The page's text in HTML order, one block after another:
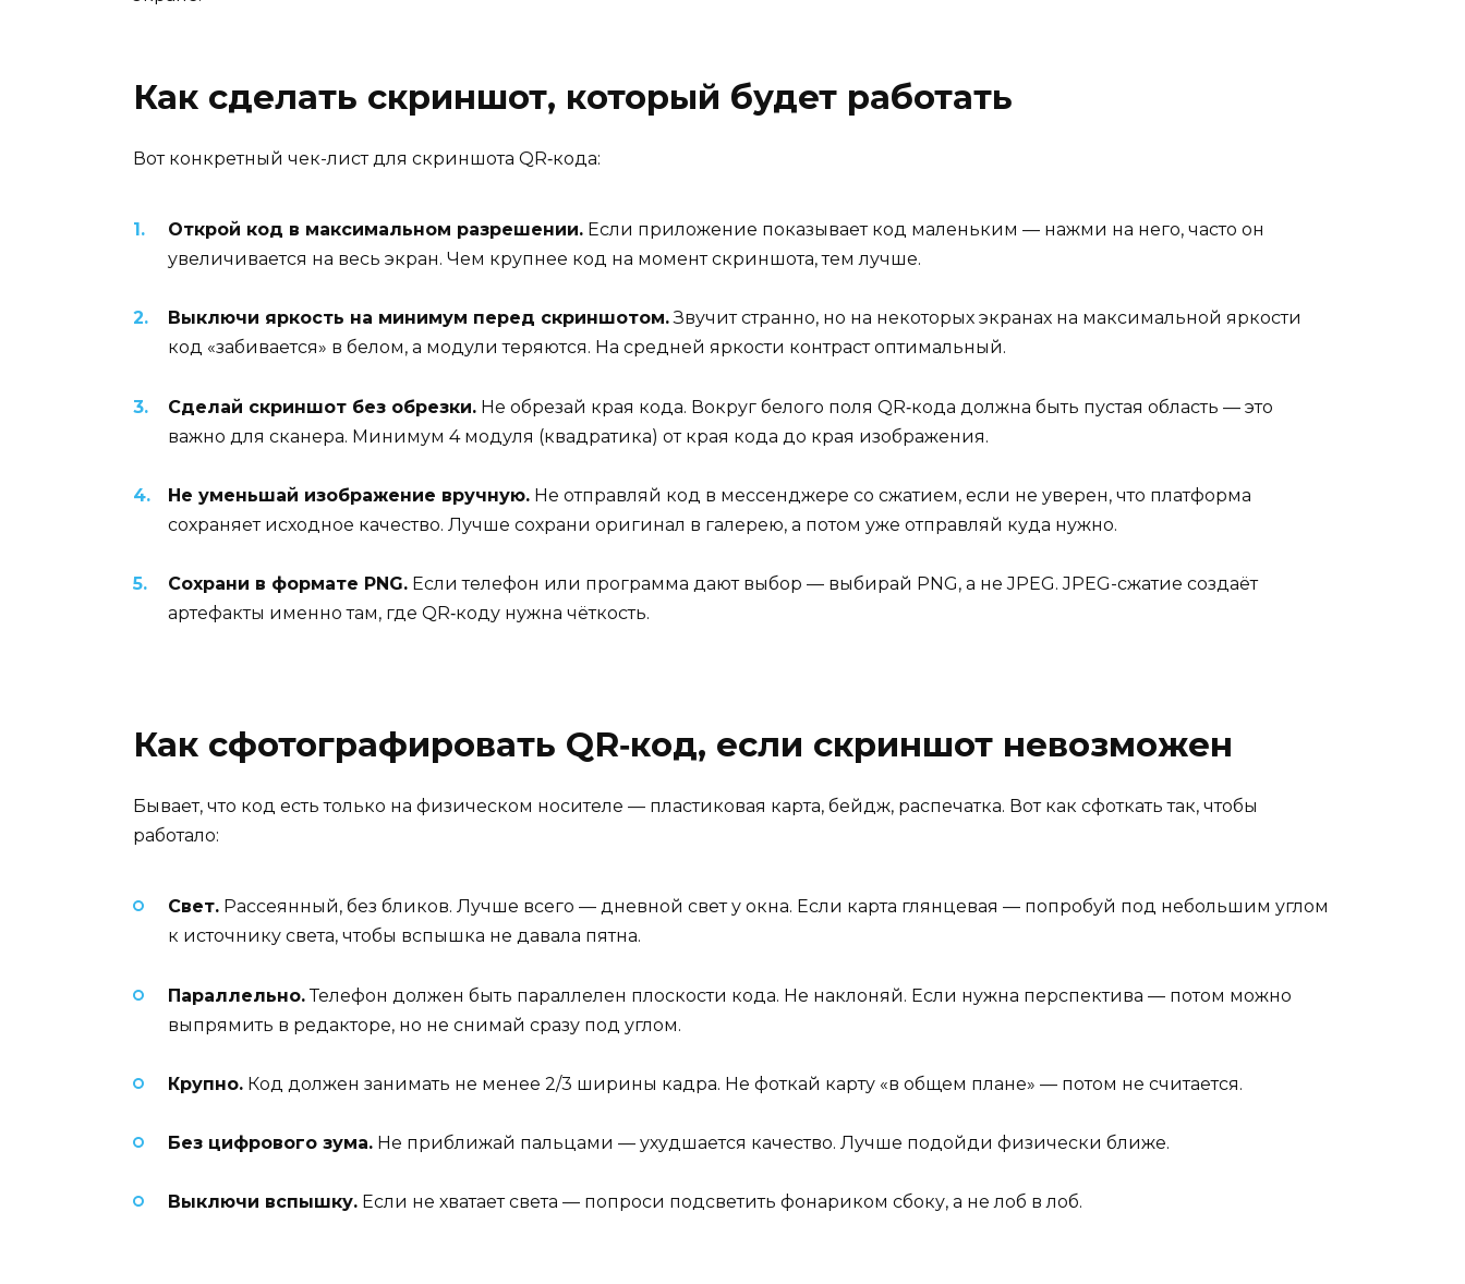
Как сделать скриншот, который будет работать
Вот конкретный чек-лист для скриншота QR‑кода:
Открой код в максимальном разрешении. Если приложение показывает код маленьким — нажми на него, часто он
увеличивается на весь экран. Чем крупнее код на момент скриншота, тем лучше.
Выключи яркость на минимум перед скриншотом.Звучит странно, но на некоторых экранах на максимальной яркости
код «забивается» в белом, а модули теряются. На средней яркости контраст оптимальный.
Сделай скриншот без обрезки. Не обрезай края кода. Вокруг белого поля QR‑кода должна быть пустая область — это
важно для сканера. Минимум 4 модуля (квадратика) от края кода до края изображения.
Не уменьшай изображение вручную. Не отправляй код в мессенджере со сжатием, если не уверен, что платформа
сохраняет исходное качество. Лучше сохрани оригинал в галерею, а потом уже отправляй куда нужно.
Сохрани в формате PNG. Если телефон или программа дают выбор — выбирай PNG, а не JPEG. JPEG-сжатие создаёт
артефакты именно там, где QR‑коду нужна чёткость.
Как сфотографировать QR‑код, если скриншот невозможен
Бывает, что код есть только на физическом носителе — пластиковая карта, бейдж, распечатка. Вот как сфоткать так, чтобы
работало:
Свет. Рассеянный, без бликов. Лучше всего — дневной свет у окна. Если карта глянцевая — попробуй под небольшим углом
к источнику света, чтобы вспышка не давала пятна.
Параллельно.Телефон должен быть параллелен плоскости кода. Не наклоняй. Если нужна перспектива — потом можно
выпрямить в редакторе, но не снимай сразу под углом.
Крупно. Код должен занимать не менее 2/3 ширины кадра. Не фоткай карту «в общем плане» — потом не считается.
Без цифрового зума. Не приближай пальцами — ухудшается качество. Лучше подойди физически ближе.
Выключи вспышку. Если не хватает света — попроси подсветить фонариком сбоку, а не лоб в лоб.